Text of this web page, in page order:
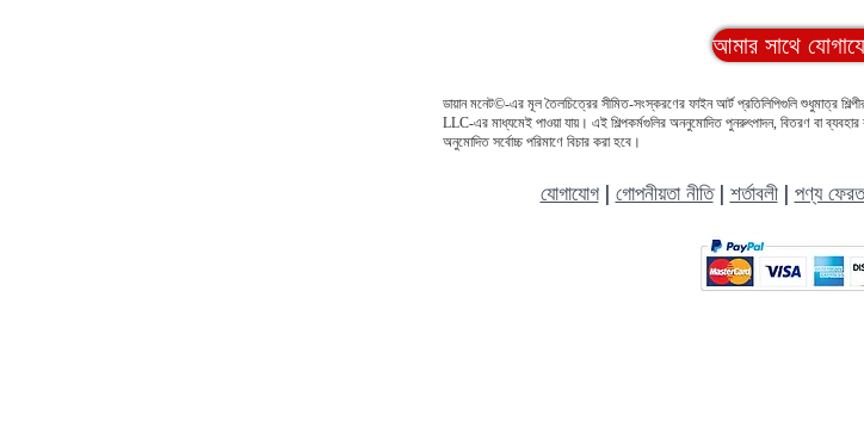
আমার সাথে
ডায়ান মনেট©-এর মূল তৈলচিত্রের সীমিত-সংস্করণের ফাইন আর্ট প্রতিলিপিগুলি শুধুমাত্র
LLC-এর মাধ্যমেই পাওয়া যায়। এই শিল্পকর্মগুলির অননুমোদিত পুনরুৎপাদন, বিতরণ বা
অনুমোদিত সর্বোচ্চ পরিমাণে বিচার করা হবে।
যোগাযোগ| গোপনীয়তা নীতি| শর্তাবলী| পণ্য